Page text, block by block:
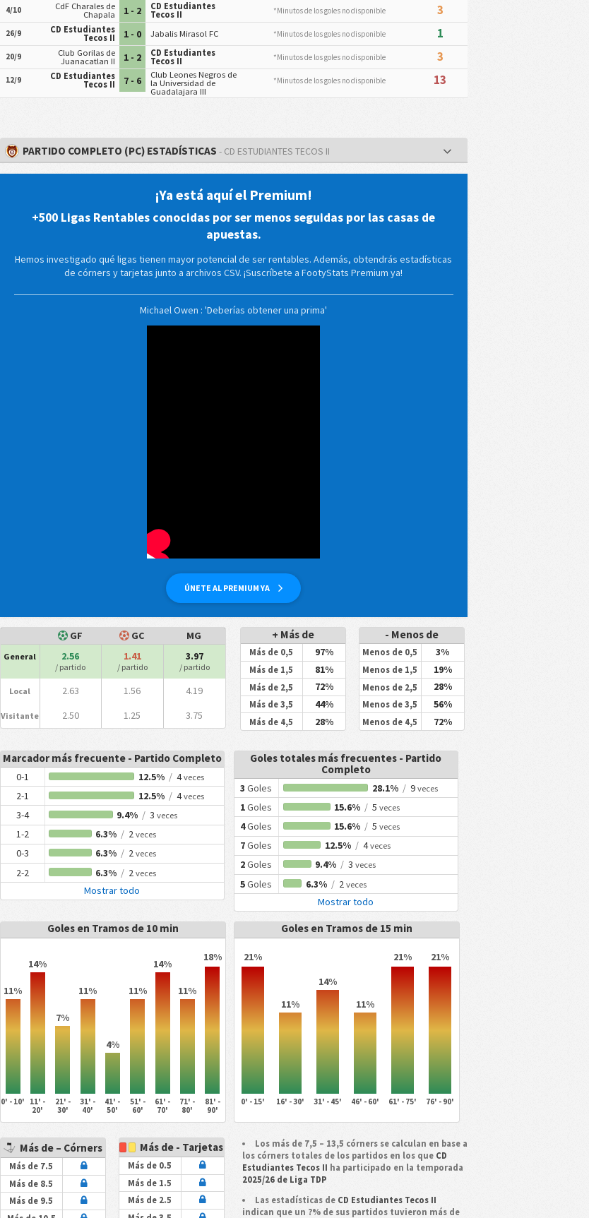
4/10
CdF Charales de
Chapala
1 - 2
CD Estudiantes
Tecos II
*Minutos de los goles no disponible 3
26/9
CD Estudiantes
Tecos II
1 - 0 Jabalis Mirasol FC *Minutos de los goles no disponible 1
20/9
Club Gorilas de
Juanacatlan II
1 - 2
CD Estudiantes
Tecos II
*Minutos de los goles no disponible 3
12/9
CD Estudiantes
Tecos II
7 - 6
Club Leones Negros de
la Universidad de
Guadalajara III
*Minutos de los goles no disponible 13
PARTIDO COMPLETO (PC) ESTADÍSTICAS - CD ESTUDIANTES TECOS II
¡Ya está aquí el Premium!
+500 Ligas Rentables conocidas por ser menos seguidas por las casas de
apuestas.
Hemos investigado qué ligas tienen mayor potencial de ser rentables. Además, obtendrás estadísticas
de córners y tarjetas junto a archivos CSV. ¡Suscríbete a FootyStats Premium ya!
ÚNETE AL PREMIUM YA
Michael Owen : 'Deberías obtener una prima'
GF GC MG
General 2.56
/ partido
1.41
/ partido
3.97
/ partido
Local 2.63 1.56 4.19
Visitante 2.50 1.25 3.75
+ Más de
Más de 0,5 97%
Más de 1,5 81%
Más de 2,5 72%
Más de 3,5 44%
Más de 4,5 28%
- Menos de
Menos de 0,5 3%
Menos de 1,5 19%
Menos de 2,5 28%
Menos de 3,5 56%
Menos de 4,5 72%
Marcador más frecuente - Partido Completo
0-1 12.5% /4veces
2-1 12.5% /4veces
3-4 9.4% / 3veces
1-2 6.3% / 2veces
0-3 6.3% / 2veces
2-2 6.3% / 2veces
Mostrar todo
Goles totales más frecuentes - Partido
Completo
3Goles 28.1% /9 veces
1Goles 15.6% / 5veces
4Goles 15.6% / 5veces
7Goles 12.5% /4veces
2Goles 9.4% / 3veces
5Goles 6.3% /2 veces
Mostrar todo
Goles en Tramos de 10 min
11%
14%
7%
11%
4%
11%
14%
11%
18%
0' - 10'
11' -
20'
21' -
30'
31' -
40'
41' -
50'
51' -
60'
61' -
70'
71' -
80'
81' -
90'
Goles en Tramos de 15 min
21%
11%
14%
11%
21% 21%
0' - 15' 16' - 30' 31' - 45' 46' - 60' 61' - 75' 76' - 90'
Más de – Córners
Más de 7.5
Más de 8.5
Más de 9.5
Más de - Tarjetas
Más de 0.5
Más de 1.5
Más de 2.5
Los más de 7,5 – 13,5 córners se calculan en base a
los córners totales de los partidos en los que CD
Estudiantes Tecos II ha participado en la temporada
2025/26 de Liga TDP
Las estadísticas de CD Estudiantes Tecos II
indican que un ?% de sus partidos tuvieron más de